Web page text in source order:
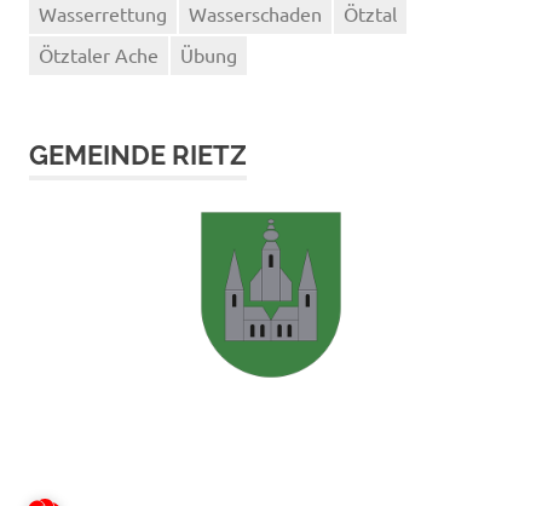
Wasserrettung
Wasserschaden
Ötztal
Ötztaler Ache
Übung
GEMEINDE RIETZ